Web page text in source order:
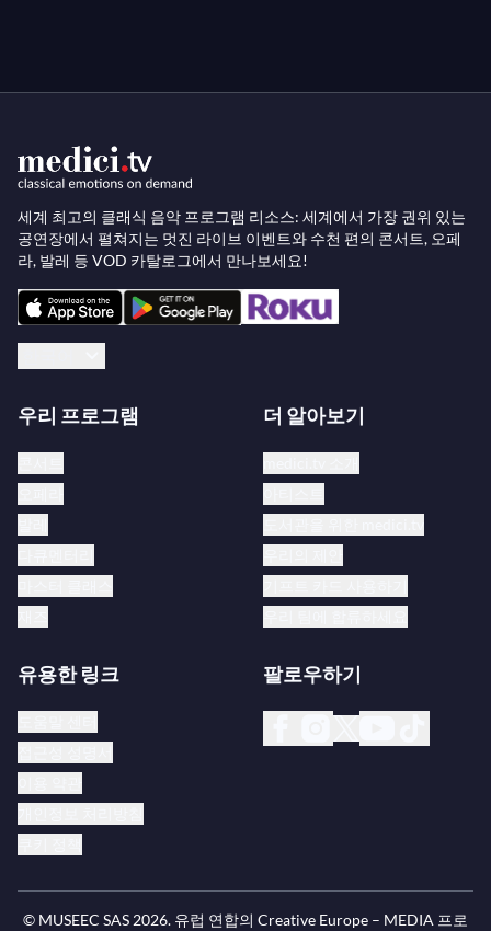
세계 최고의 클래식 음악 프로그램 리소스: 세계에서 가장 권위 있는
공연장에서 펼쳐지는 멋진 라이브 이벤트와 수천 편의 콘서트, 오페
라, 발레 등 VOD 카탈로그에서 만나보세요!
우리 프로그램 더 알아보기
유용한 링크 팔로우하기
© MUSEEC SAS 2026. 유럽 연합의 Creative Europe – MEDIA 프로